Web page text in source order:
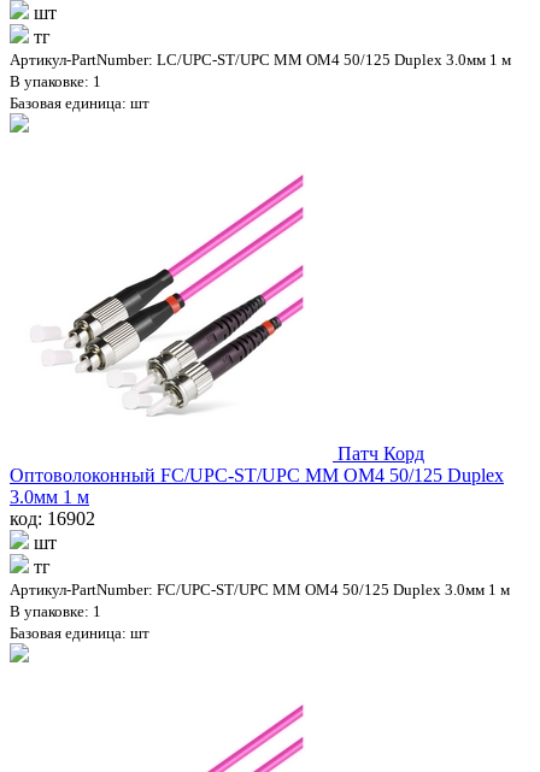
шт
тг
Артикул-PartNumber: LC/UPC-ST/UPC MM OM4 50/125 Duplex 3.0мм 1 м
В упаковке: 1
Базовая единица: шт
Патч Корд
Оптоволоконный FC/UPC-ST/UPC MM OM4 50/125 Duplex
3.0мм 1 м
код: 16902
шт
тг
Артикул-PartNumber: FC/UPC-ST/UPC MM OM4 50/125 Duplex 3.0мм 1 м
В упаковке: 1
Базовая единица: шт